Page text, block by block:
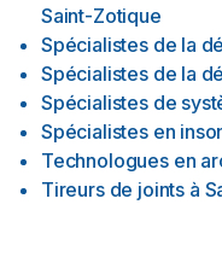
Saint-Zotique
Spécialistes de la
Spécialistes de la
Spécialistes de
Spécialistes en
Technologues en
Tireurs de joints à